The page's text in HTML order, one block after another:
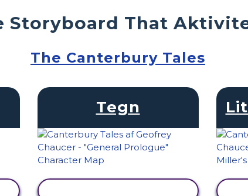
Storyboard That
The Canterbury Tales
Tegn